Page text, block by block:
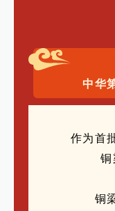
中华
作为首
铜
铜